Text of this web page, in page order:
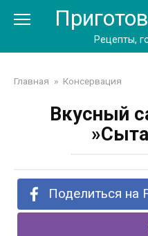
Рецепты,
Главная » Консервация
Вкусный
Поделиться на